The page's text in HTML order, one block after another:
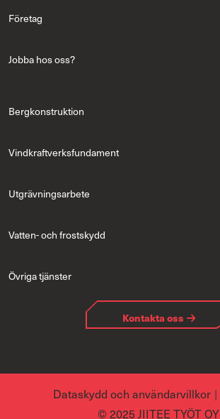
Företag
Jobba hos oss?
Bergkonstruktion
Vindkraftverksfundament
Utgrävningsarbete
Vatten- och frostskydd
Övriga tjänster
Kontakta oss
Dataskydd och användarvillkor
© 2025 JIITEE TYÖT OY